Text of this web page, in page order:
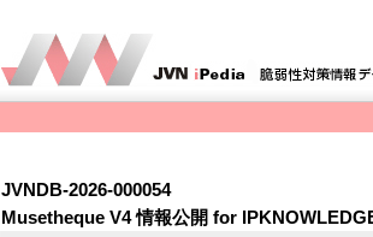
JVNDB-2026-000054
Musetheque V4 情報公開 for